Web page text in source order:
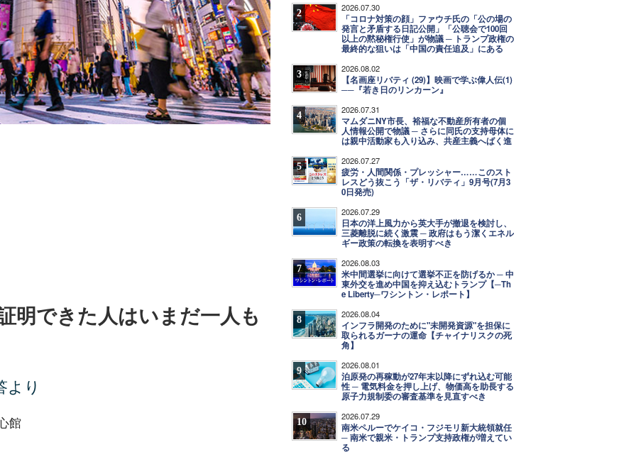
明できた人はいまだ一人も
より
館
2 2026.07.30
「コロナ対策の顔」ファウチ氏の「公の場の
発言と矛盾する日記公開」「公聴会で100回
以上の黙秘権行使」が物議 ─ トランプ政権の
最終的な狙いは「中国の責任追及」にある
3 2026.08.02
【名画座リバティ (29)】映画で学ぶ偉人伝(1)
──『若き日のリンカーン』
4 2026.07.31
マムダニNY市長、裕福な不動産所有者の個
人情報公開で物議 ─ さらに同氏の支持母体に
は親中活動家も入り込み、共産主義へばく進
5 2026.07.27
疲労・人間関係・プレッシャー……このスト
レスどう抜こう「ザ・リバティ」9月号(7月3
0日発売)
6 2026.07.29
日本の洋上風力から英大手が撤退を検討し、
三菱離脱に続く激震 ─ 政府はもう潔くエネル
ギー政策の転換を表明すべき
7 2026.08.03
米中間選挙に向けて選挙不正を防げるか ─ 中
東外交を進め中国を抑え込むトランプ【─Th
e Liberty─ワシントン・レポート】
8 2026.08.04
インフラ開発のために"未開発資源"を担保に
取られるガーナの運命【チャイナリスクの死
角】
9 2026.08.01
泊原発の再稼動が27年末以降にずれ込む可能
性 ─ 電気料金を押し上げ、物価高を助長する
原子力規制委の審査基準を見直すべき
10 2026.07.29
南米ペルーでケイコ・フジモリ新大統領就任
─ 南米で親米・トランプ支持政権が増えてい
る